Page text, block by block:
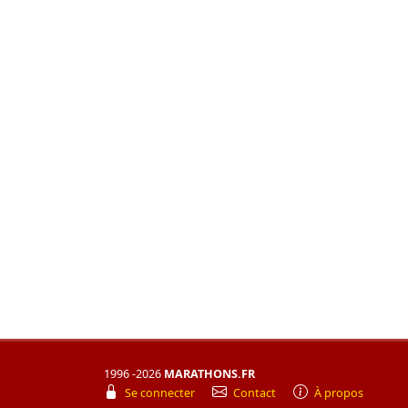
1996 -2026 MARATHONS.FR
Se connecter
Contact À propos